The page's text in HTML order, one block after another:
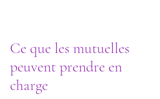
Ce que les mutuelles
peuvent prendre en
charge